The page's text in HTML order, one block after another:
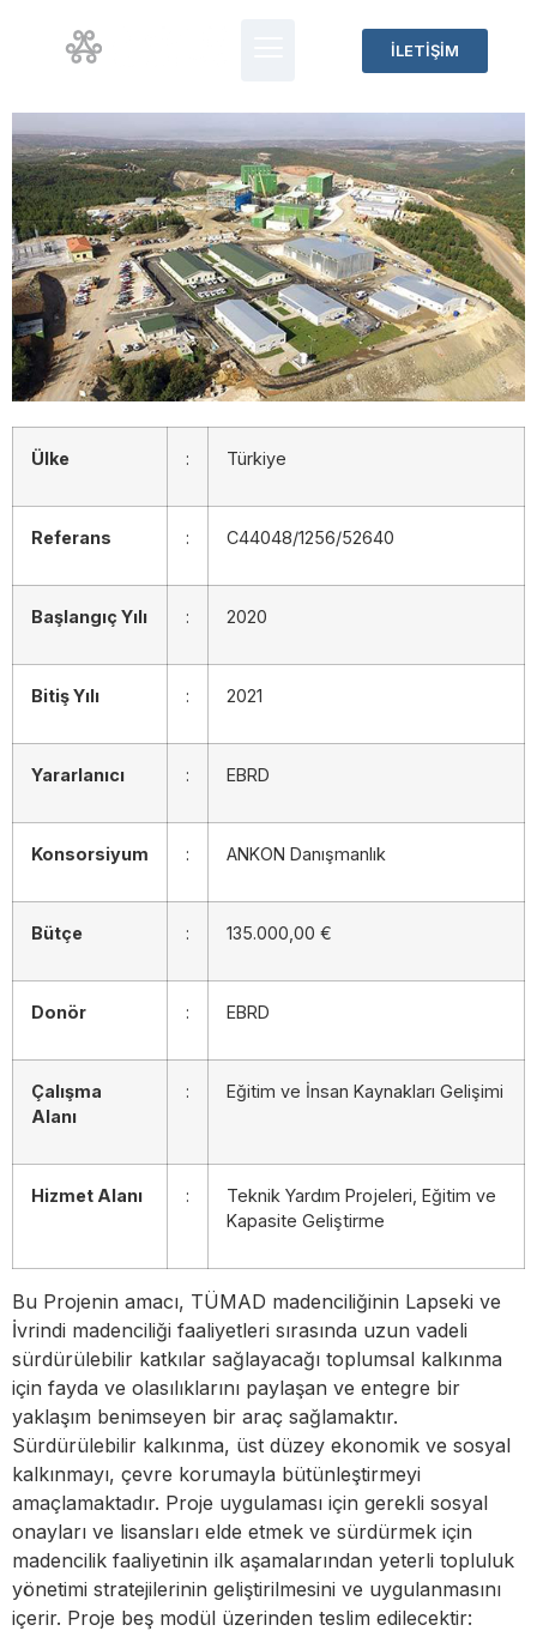
İLETİŞİM
Ülke : Türkiye
Referans : C44048/1256/52640
Başlangıç Yılı : 2020
Bitiş Yılı : 2021
Yararlanıcı : EBRD
Konsorsiyum : ANKON Danışmanlık
Bütçe : 135.000,00 €
Donör : EBRD
Çalışma
Alanı
: Eğitim ve İnsan Kaynakları Gelişimi
Hizmet Alanı :
Teknik Yardım Projeleri, Eğitim ve
Kapasite Geliştirme
Bu Projenin amacı, TÜMAD madenciliğinin Lapseki ve
İvrindi madenciliği faaliyetleri sırasında uzun vadeli
sürdürülebilir katkılar sağlayacağı toplumsal kalkınma
için fayda ve olasılıklarını paylaşan ve entegre bir
yaklaşım benimseyen bir araç sağlamaktır.
Sürdürülebilir kalkınma, üst düzey ekonomik ve sosyal
kalkınmayı, çevre korumayla bütünleştirmeyi
amaçlamaktadır. Proje uygulaması için gerekli sosyal
onayları ve lisansları elde etmek ve sürdürmek için
madencilik faaliyetinin ilk aşamalarından yeterli topluluk
yönetimi stratejilerinin geliştirilmesini ve uygulanmasını
içerir. Proje beş modül üzerinden teslim edilecektir: